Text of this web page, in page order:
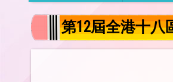
第12屆全港十八